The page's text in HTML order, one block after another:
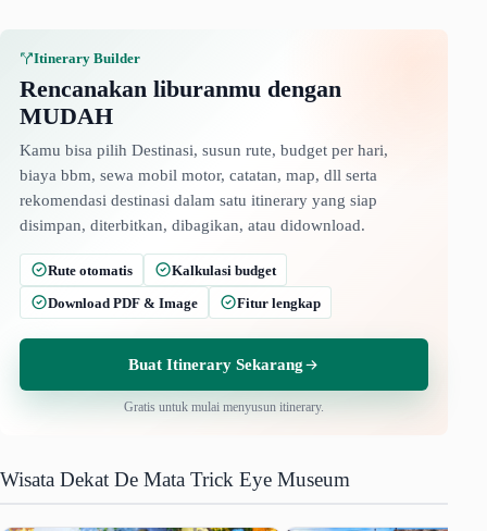
Itinerary Builder
Rencanakan liburanmu dengan
MUDAH
Kamu bisa pilih Destinasi, susun rute, budget per hari,
biaya bbm, sewa mobil motor, catatan, map, dll serta
rekomendasi destinasi dalam satu itinerary yang siap
disimpan, diterbitkan, dibagikan, atau didownload.
Rute otomatis
Kalkulasi budget
Download PDF & Image
Fitur lengkap
Buat Itinerary Sekarang
Gratis untuk mulai menyusun itinerary.
Wisata Dekat De Mata Trick Eye Museum